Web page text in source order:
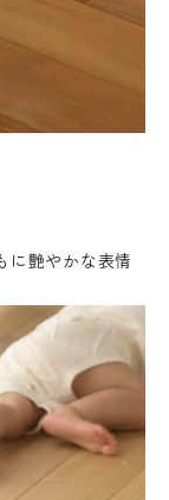
に艶やかな表情